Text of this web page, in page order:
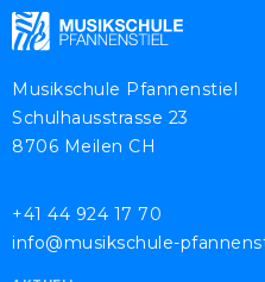
Musikschule Pfannenstiel
Schulhausstrasse 23
8706 Meilen CH
+41 44 924 17 70
info@musikschule-